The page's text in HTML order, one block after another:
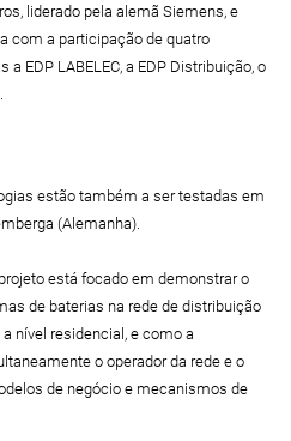
liderado pela alemã Siemens, e
com a participação de quatro
EDP LABELEC, a EDP Distribuição, o
estão também a ser testadas em
(Alemanha).
está focado em demonstrar o
de baterias na rede de distribuição
nível residencial, e como a
o operador da rede e o
de negócio e mecanismos de